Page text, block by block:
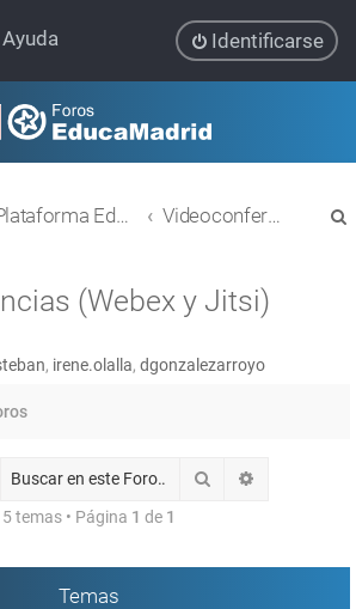
Ayuda Identificarse
Plataforma Educativa EducaMadrid Videoconferencias (Webex y Jitsi)
(Webex y Jitsi)
, irene.olalla, dgonzalezarroyo
Buscar
5 temas • Página 1 de 1
Temas